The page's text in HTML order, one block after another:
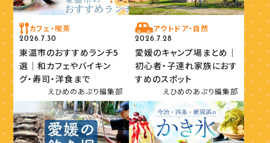
カフェ・喫茶
2026.7.30
東温市のおすすめランチ5
選｜和カフェやバイキン
グ・寿司・洋食まで
えひめのあぷり編集部
アウトドア・自然
2026.7.28
愛媛のキャンプ場まとめ｜
初心者・子連れ家族におす
すめのスポット
えひめのあぷり編集部